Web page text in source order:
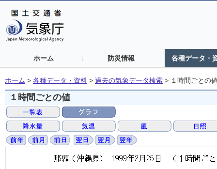
ホーム 防災情報 各種データ・
ホーム > 各種データ・資料 > 過去の気象データ検索 > １時間ごとの
１時間ごとの値